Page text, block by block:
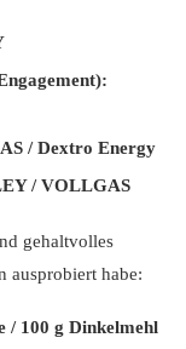
/ Dextro Energy
/ VOLLGAS
gehaltvolles
ausprobiert habe:
/ 100 g Dinkelmehl